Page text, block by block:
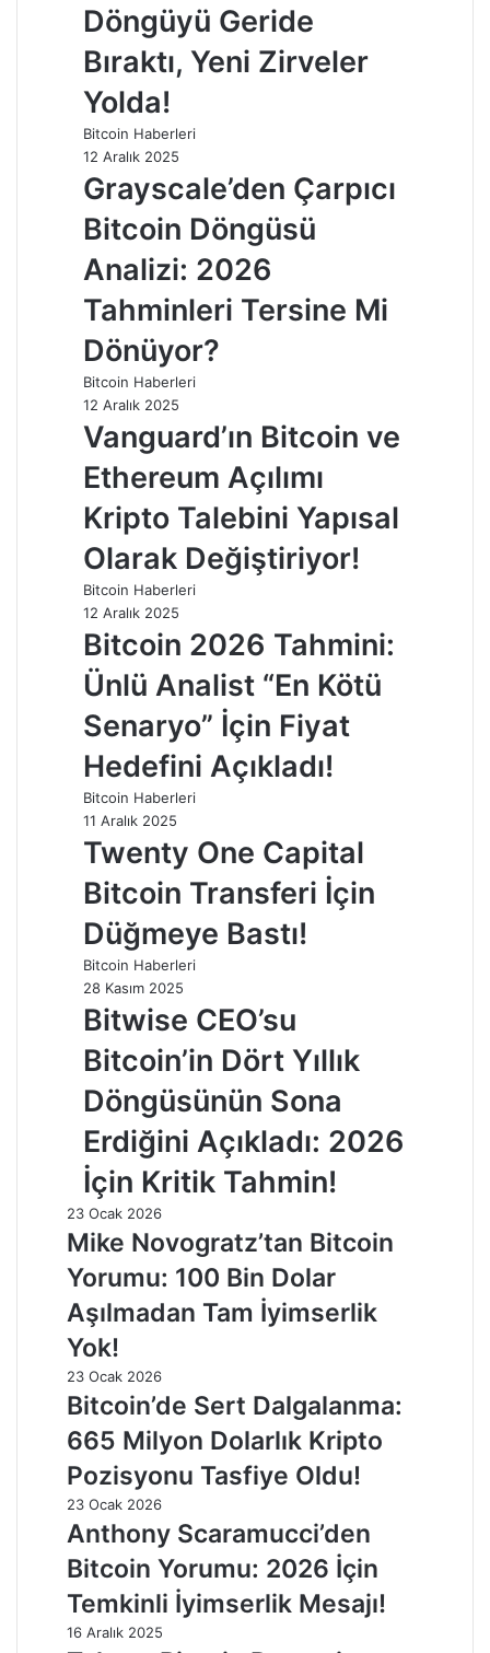
Döngüyü Geride
Bıraktı, Yeni Zirveler
Yolda!
Bitcoin Haberleri
12 Aralık 2025
Grayscale’den Çarpıcı
Bitcoin Döngüsü
Analizi: 2026
Tahminleri Tersine Mi
Dönüyor?
Bitcoin Haberleri
12 Aralık 2025
Vanguard’ın Bitcoin ve
Ethereum Açılımı
Kripto Talebini Yapısal
Olarak Değiştiriyor!
Bitcoin Haberleri
12 Aralık 2025
Bitcoin 2026 Tahmini:
Ünlü Analist “En Kötü
Senaryo” İçin Fiyat
Hedefini Açıkladı!
Bitcoin Haberleri
11 Aralık 2025
Twenty One Capital
Bitcoin Transferi İçin
Düğmeye Bastı!
Bitcoin Haberleri
28 Kasım 2025
Bitwise CEO’su
Bitcoin’in Dört Yıllık
Döngüsünün Sona
Erdiğini Açıkladı: 2026
İçin Kritik Tahmin!
23 Ocak 2026
Mike Novogratz’tan Bitcoin
Yorumu: 100 Bin Dolar
Aşılmadan Tam İyimserlik
Yok!
23 Ocak 2026
Bitcoin’de Sert Dalgalanma:
665 Milyon Dolarlık Kripto
Pozisyonu Tasfiye Oldu!
23 Ocak 2026
Anthony Scaramucci’den
Bitcoin Yorumu: 2026 İçin
Temkinli İyimserlik Mesajı!
16 Aralık 2025